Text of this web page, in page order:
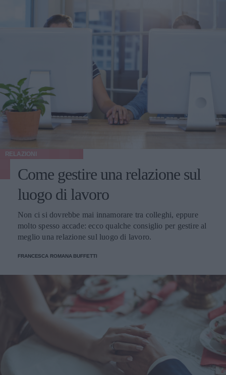
RELAZIONI
Come gestire una relazione sul
luogo di lavoro
Non ci si dovrebbe mai innamorare tra colleghi, eppure
molto spesso accade: ecco qualche consiglio per gestire al
meglio una relazione sul luogo di lavoro.
FRANCESCA ROMANA BUFFETTI